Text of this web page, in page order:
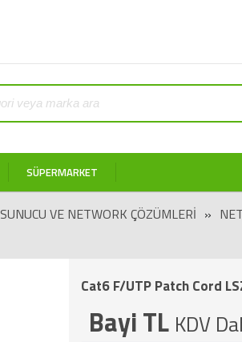
SÜPERMARKET
SUNUCU VE NETWORK ÇÖZÜMLERI »
Cat6 F/UTP Patch Cord
Bayi TL KDV